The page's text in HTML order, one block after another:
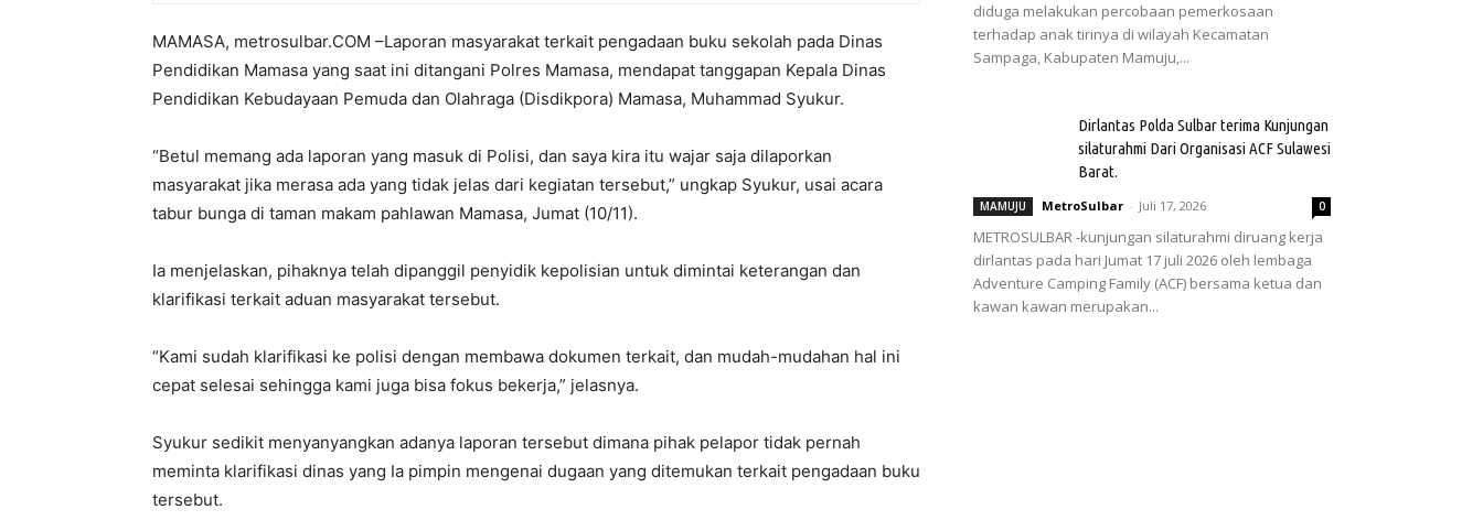
MAMASA, metrosulbar.COM –Laporan masyarakat terkait pengadaan buku sekolah pada Dinas
Pendidikan Mamasa yang saat ini ditangani Polres Mamasa, mendapat tanggapan Kepala Dinas
Pendidikan Kebudayaan Pemuda dan Olahraga (Disdikpora) Mamasa, Muhammad Syukur.
“Betul memang ada laporan yang masuk di Polisi, dan saya kira itu wajar saja dilaporkan
masyarakat jika merasa ada yang tidak jelas dari kegiatan tersebut,” ungkap Syukur, usai acara
tabur bunga di taman makam pahlawan Mamasa, Jumat (10/11).
Ia menjelaskan, pihaknya telah dipanggil penyidik kepolisian untuk dimintai keterangan dan
klarifikasi terkait aduan masyarakat tersebut.
“Kami sudah klarifikasi ke polisi dengan membawa dokumen terkait, dan mudah-mudahan hal ini
cepat selesai sehingga kami juga bisa fokus bekerja,” jelasnya.
Syukur sedikit menyanyangkan adanya laporan tersebut dimana pihak pelapor tidak pernah
meminta klarifikasi dinas yang Ia pimpin mengenai dugaan yang ditemukan terkait pengadaan buku
tersebut.
diduga melakukan percobaan pemerkosaan
terhadap anak tirinya di wilayah Kecamatan
Sampaga, Kabupaten Mamuju,...
Dirlantas Polda Sulbar terima Kunjungan
silaturahmi Dari Organisasi ACF Sulawesi
Barat.
MAMUJU MetroSulbar - Juli 17, 2026 0
METROSULBAR -kunjungan silaturahmi diruang kerja
dirlantas pada hari Jumat 17 juli 2026 oleh lembaga
Adventure Camping Family (ACF) bersama ketua dan
kawan kawan merupakan...